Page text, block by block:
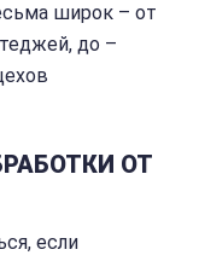
широк – от
до –
ОТ
если